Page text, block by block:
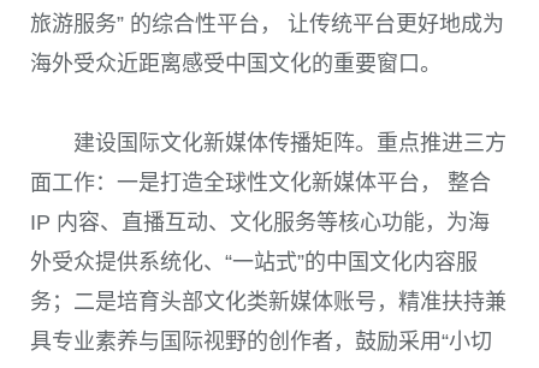
旅游服务” 的综合性平台， 让传统平台更好地成为
海外受众近距离感受中国文化的重要窗口。
建设国际文化新媒体传播矩阵。重点推进三方
面工作：一是打造全球性文化新媒体平台， 整合
IP 内容、直播互动、文化服务等核心功能，为海
外受众提供系统化、“一站式”的中国文化内容服
务；二是培育头部文化类新媒体账号，精准扶持兼
具专业素养与国际视野的创作者，鼓励采用“小切